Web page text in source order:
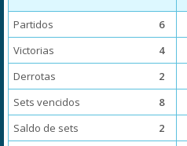
Partidos
6
Victorias
4
Derrotas
2
Sets vencidos
8
Saldo de sets
2